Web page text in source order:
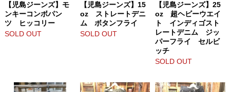
【児島ジーンズ】モ
ンキーコンボパン
ツ ヒッコリー
SOLD OUT
【児島ジーンズ】15
oz ストレートデニ
ム ボタンフライ
SOLD OUT
【児島ジーンズ】25
oz 超ヘビーウエイ
ト インディゴスト
レートデニム ジッ
パーフライ セルビ
ッチ
SOLD OUT